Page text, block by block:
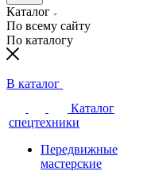
Каталог
По всему сайту
По каталогу
В каталог
Каталог
спецтехники
Передвижные
мастерские